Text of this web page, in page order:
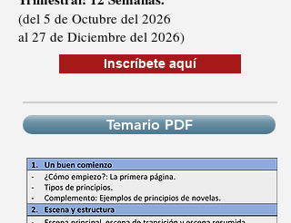
(del 5 de Octubre del 2026
al 27 de Diciembre del 2026)
Inscríbete aquí
Temario PDF